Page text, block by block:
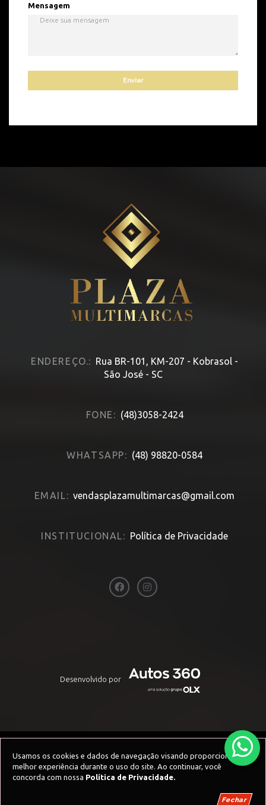
Usamos os cookies e dados de navegação visando proporcionar uma
melhor experiência durante o uso do site. Ao continuar, você
concorda com nossa Política de Privacidade.
Fechar
Mensagem
ENDEREÇO.: Rua BR-101, KM-207 - Kobrasol -
São José - SC
FONE: (48)3058-2424
WHATSAPP: (48) 98820-0584
EMAIL: vendasplazamultimarcas@gmail.com
INSTITUCIONAL: Política de Privacidade
Desenvolvido por